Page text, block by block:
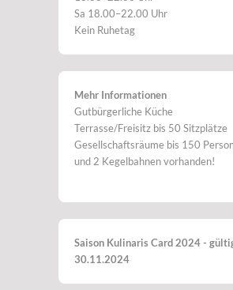
Sa 18.00–22.00 Uhr
Kein Ruhetag
Mehr Informationen
Gutbürgerliche Küche
Terrasse/Freisitz bis 50 Sitzplätze
Gesellschaftsräume bis 150
und 2 Kegelbahnen vorhanden!
Saison Kulinaris Card 2024 -
30.11.2024